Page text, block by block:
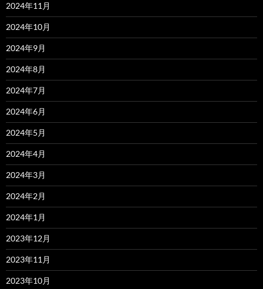
2024年11月
2024年10月
2024年9月
2024年8月
2024年7月
2024年6月
2024年5月
2024年4月
2024年3月
2024年2月
2024年1月
2023年12月
2023年11月
2023年10月